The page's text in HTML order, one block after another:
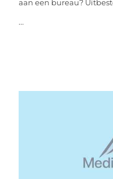
aan een bureau?
...